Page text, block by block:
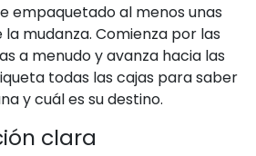
empaquetado al menos unas
mudanza. Comienza por las
a menudo y avanza hacia las
todas las cajas para saber
y cuál es su destino.
clara